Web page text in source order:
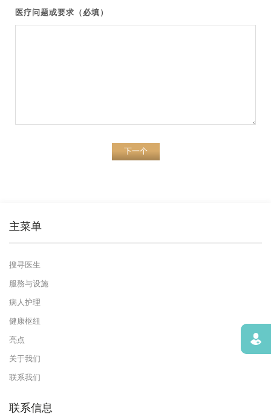
医疗问题或要求（必填）
下一个
主菜单
搜寻医生
服務与设施
病人护理
健康枢纽
亮点
关于我们
联系我们
联系信息
寻找